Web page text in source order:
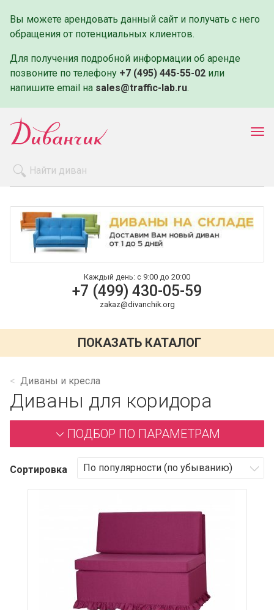
Вы можете арендовать данный сайт и получать с него
обращения от потенциальных клиентов.
Для получения подробной информации об аренде
позвоните по телефону +7 (495) 445-55-02 или
напишите email на sales@traffic-lab.ru.
Оплата и доставка
Контакты
Каждый день: с 9:00 до 20:00
+7 (499) 430-05-59
zakaz@divanchik.org
ПОКАЗАТЬ КАТАЛОГ
Диваны и кресла
Диваны для коридора
ПОДБОР ПО ПАРАМЕТРАМ
Сортировка